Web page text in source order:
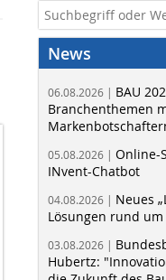
News
06.08.2026 | BAU
Branchenthemen
05.08.2026 | Online-
INvent-Chatbot
04.08.2026 | Neues
Lösungen rund
03.08.2026 |
Hubertz: